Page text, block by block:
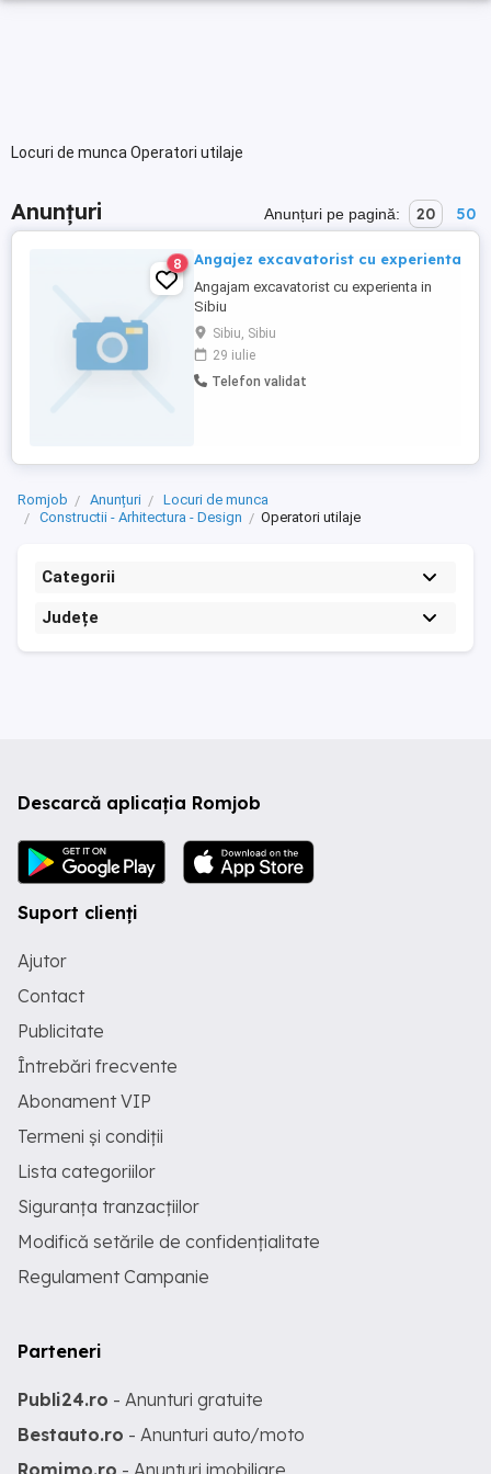
Locuri de munca Operatori utilaje
Anunțuri Anunțuri pe pagină: 20 50
8 Angajez excavatorist cu experienta
Angajam excavatorist cu experienta in
Sibiu
Sibiu, Sibiu
29 iulie
Telefon validat
Romjob Anunțuri
Locuri de munca
Constructii - Arhitectura - Design
Operatori utilaje
Categorii
Județe
Descarcă aplicația Romjob
Suport clienți
Ajutor
Contact
Publicitate
Întrebări frecvente
Abonament VIP
Termeni și condiții
Lista categoriilor
Siguranța tranzacțiilor
Modifică setările de confidențialitate
Regulament Campanie
Parteneri
Publi24.ro - Anunturi gratuite
Bestauto.ro - Anunturi auto/moto
Romimo.ro - Anunturi imobiliare